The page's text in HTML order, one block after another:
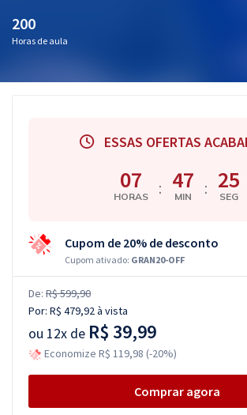
Blog
200
Horas de aula
ESSAS OFERTAS
07
HORAS : 47
MIN : 24
SEG
Cupom de 20% de desconto
Cupom ativado: GRAN20-OFF
De: R$ 599,90
Por: R$ 479,92à vista
ou 12x de R$ 39,99
Economize R$ 119,98 (-20%)
Comprar agora